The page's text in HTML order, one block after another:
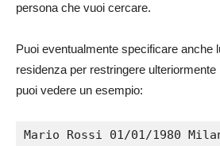
persona che vuoi cercare.
Puoi eventualmente specificare anche
residenza per restringere
puoi vedere un esempio:
Mario Rossi 01/01/1980